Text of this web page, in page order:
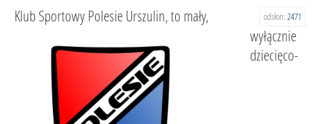
odsłon:2471
Klub Sportowy Polesie Urszulin, to mały,
wyłącznie
dziecięco-